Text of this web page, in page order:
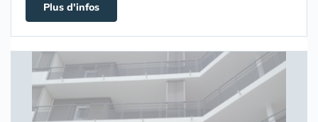
Plus d'infos